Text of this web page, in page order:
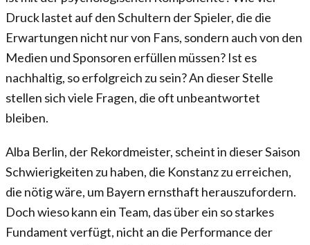
Druck lastet auf den Schultern der Spieler, die die
Erwartungen nicht nur von Fans, sondern auch von den
Medien und Sponsoren erfüllen müssen? Ist es
nachhaltig, so erfolgreich zu sein? An dieser Stelle
stellen sich viele Fragen, die oft unbeantwortet
bleiben.
Alba Berlin, der Rekordmeister, scheint in dieser Saison
Schwierigkeiten zu haben, die Konstanz zu erreichen,
die nötig wäre, um Bayern ernsthaft herauszufordern.
Doch wieso kann ein Team, das über ein so starkes
Fundament verfügt, nicht an die Performance der